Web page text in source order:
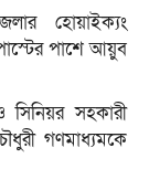
হোয়াইক্যং
পাশে আয়ুব
সহকারী
গণমাধ্যমকে